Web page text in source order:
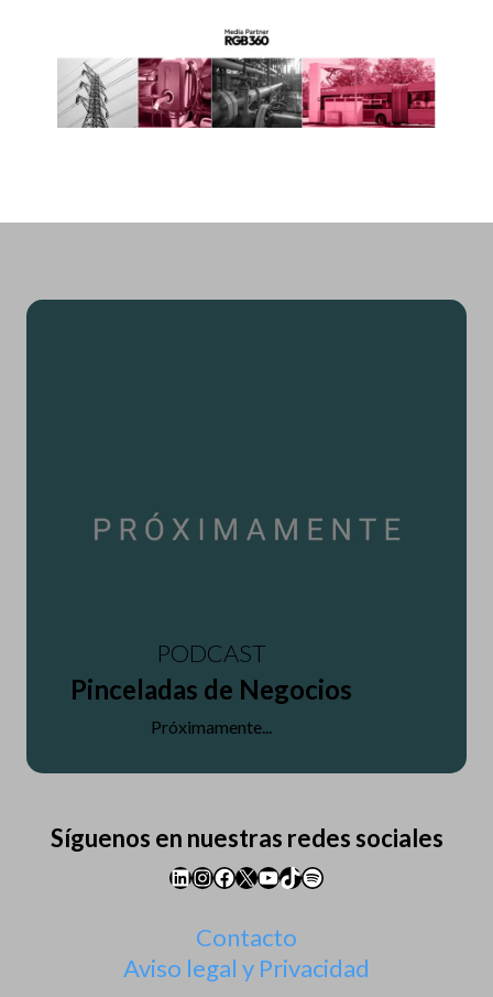
PODCAST
Pinceladas de Negocios
Próximamente...
Síguenos en nuestras redes sociales
LinkedIn
Instagram
Facebook
X YouTube
TikTok
Spotify
Contacto
Aviso legal y Privacidad